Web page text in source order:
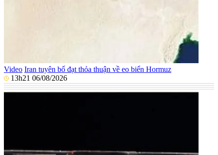
Video Iran tuyên bố đạt thỏa thuận về eo biển Hormuz
13h21 06/08/2026